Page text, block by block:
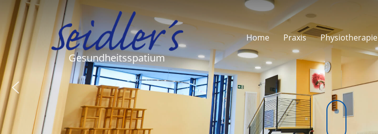
Gesundheitsspatium
Home Praxis Physiotherapie